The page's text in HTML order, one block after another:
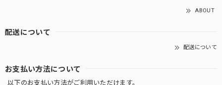
ABOUT
配送について
配送について
お支払い方法について
以下のお支払い方法がご利用いただけます。